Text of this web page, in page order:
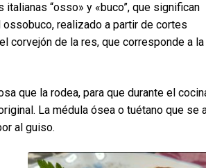
“osso» y «buco”, que significan
ossobuco, realizado a partir de cortes
corvejón de la res, que corresponde a la
que la rodea, para que durante el
La médula ósea o tuétano que se
al guiso.